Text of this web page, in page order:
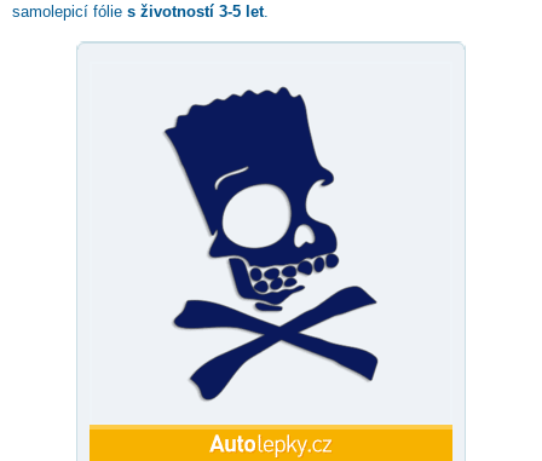
samolepicí fólie s životností 3-5 let.